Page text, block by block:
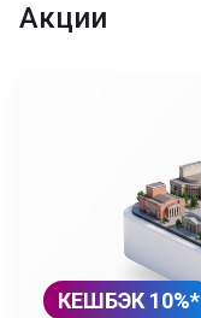
Акции
КЕШБЭК 10%*